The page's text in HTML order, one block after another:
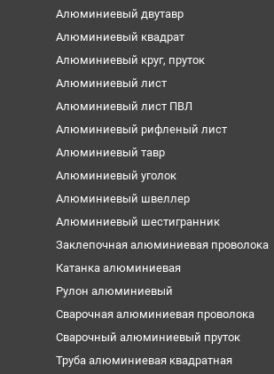
Алюминиевый двутавр
Алюминиевый квадрат
Алюминиевый круг, пруток
Алюминиевый лист
Алюминиевый лист ПВЛ
Алюминиевый рифленый лист
Алюминиевый тавр
Алюминиевый уголок
Алюминиевый швеллер
Алюминиевый шестигранник
Заклепочная алюминиевая проволока
Катанка алюминиевая
Рулон алюминиевый
Сварочная алюминиевая проволока
Сварочный алюминиевый пруток
Труба алюминиевая квадратная